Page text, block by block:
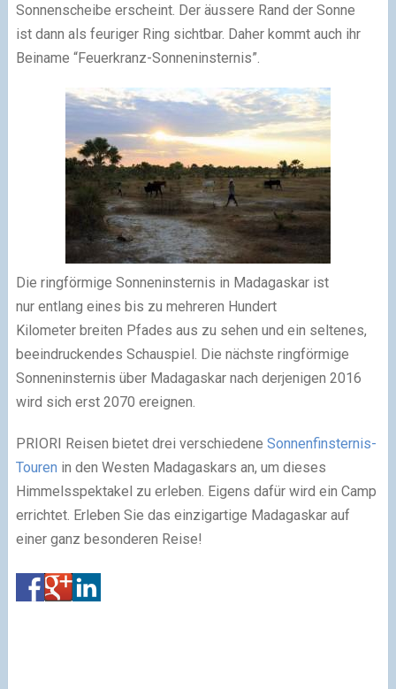
Sonnenscheibe erscheint. Der äussere Rand der Sonne
ist dann als feuriger Ring sichtbar. Daher kommt auch ihr
Beiname “Feuerkranz-Sonneninsternis”.
Die ringförmige Sonneninsternis in Madagaskar ist
nur entlang eines bis zu mehreren Hundert
Kilometer breiten Pfades aus zu sehen und ein seltenes,
beeindruckendes Schauspiel. Die nächste ringförmige
Sonneninsternis über Madagaskar nach derjenigen 2016
wird sich erst 2070 ereignen.
PRIORI Reisen bietet drei verschiedene Sonnenfinsternis-
Touren in den Westen Madagaskars an, um dieses
Himmelsspektakel zu erleben. Eigens dafür wird ein Camp
errichtet. Erleben Sie das einzigartige Madagaskar auf
einer ganz besonderen Reise!